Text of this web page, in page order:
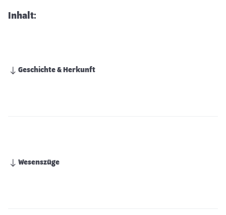
Inhalt:
Geschichte & Herkunft
Wesenszüge